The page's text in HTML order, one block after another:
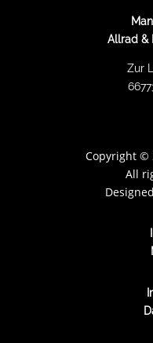
Allrad &
Zur
Copyright ©
All